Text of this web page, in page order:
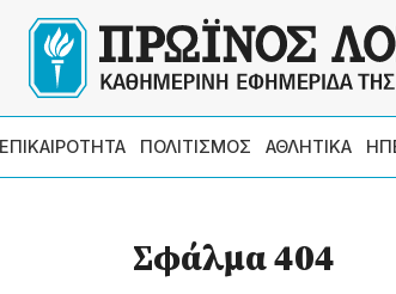
ΕΠΙΚΑΙΡΟΤΗΤΑ ΠΟΛΙΤΙΣΜΟΣ ΑΘΛΗΤΙΚΑ
Σφάλμα 404